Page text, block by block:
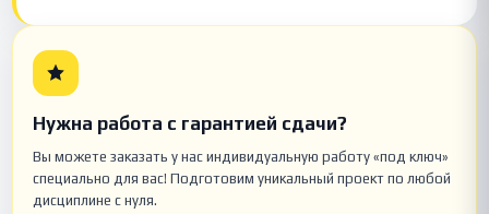
Нужна работа с гарантией сдачи?
Вы можете заказать у нас индивидуальную работу «под ключ»
специально для вас! Подготовим уникальный проект по любой
дисциплине с нуля.